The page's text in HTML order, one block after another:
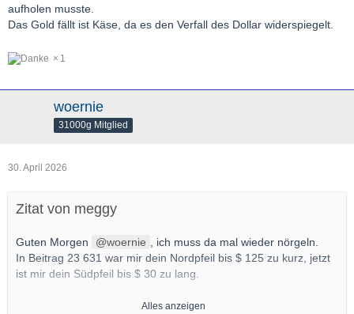
aufholen musste.
Das Gold fällt ist Käse, da es den Verfall des Dollar widerspiegelt.
1
woernie
31000g Mitglied
30. April 2026
Zitat von meggy
Guten Morgen woernie
, ich muss da mal wieder nörgeln.
In Beitrag 23 631 war mir dein Nordpfeil bis $ 125 zu kurz, jetzt
ist mir dein Südpfeil bis $ 30 zu lang.
Alles anzeigen